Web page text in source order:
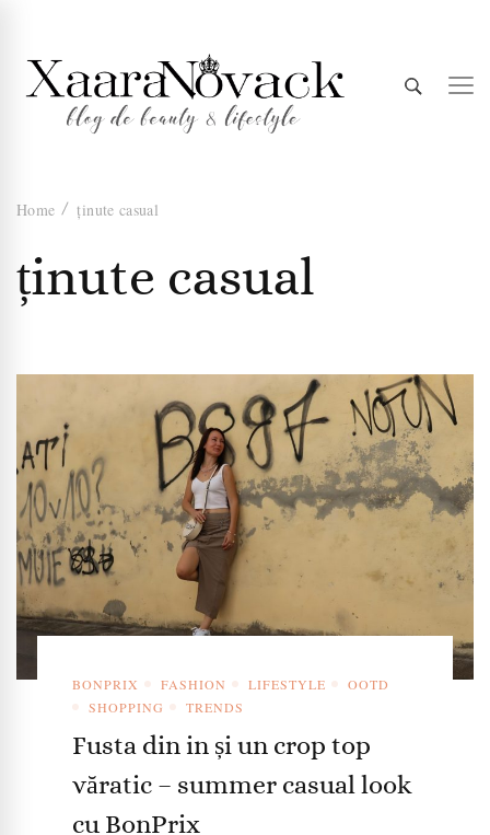
Xaara
Novack
Home ținute casual
ținute casual
BONPRIX FASHION LIFESTYLE
OOTD
SHOPPING
TRENDS
Fusta din in și un crop top
văratic – summer casual look
cu BonPrix